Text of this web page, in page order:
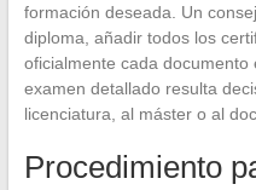
formación deseada. Un
diploma, añadir todos los
oficialmente cada
examen detallado resulta
licenciatura, al máster o al
Procedimiento